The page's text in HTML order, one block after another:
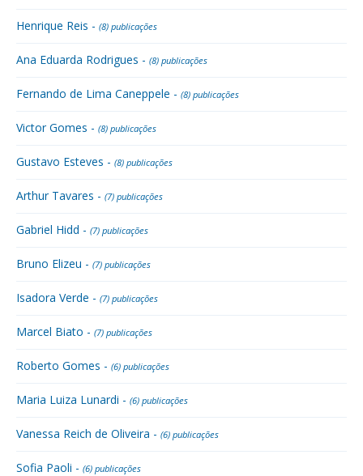
Henrique Reis - (8) publicações
Ana Eduarda Rodrigues - (8) publicações
Fernando de Lima Caneppele - (8) publicações
Victor Gomes - (8) publicações
Gustavo Esteves - (8) publicações
Arthur Tavares - (7) publicações
Gabriel Hidd - (7) publicações
Bruno Elizeu - (7) publicações
Isadora Verde - (7) publicações
Marcel Biato - (7) publicações
Roberto Gomes - (6) publicações
Maria Luiza Lunardi - (6) publicações
Vanessa Reich de Oliveira - (6) publicações
Sofia Paoli - (6) publicações